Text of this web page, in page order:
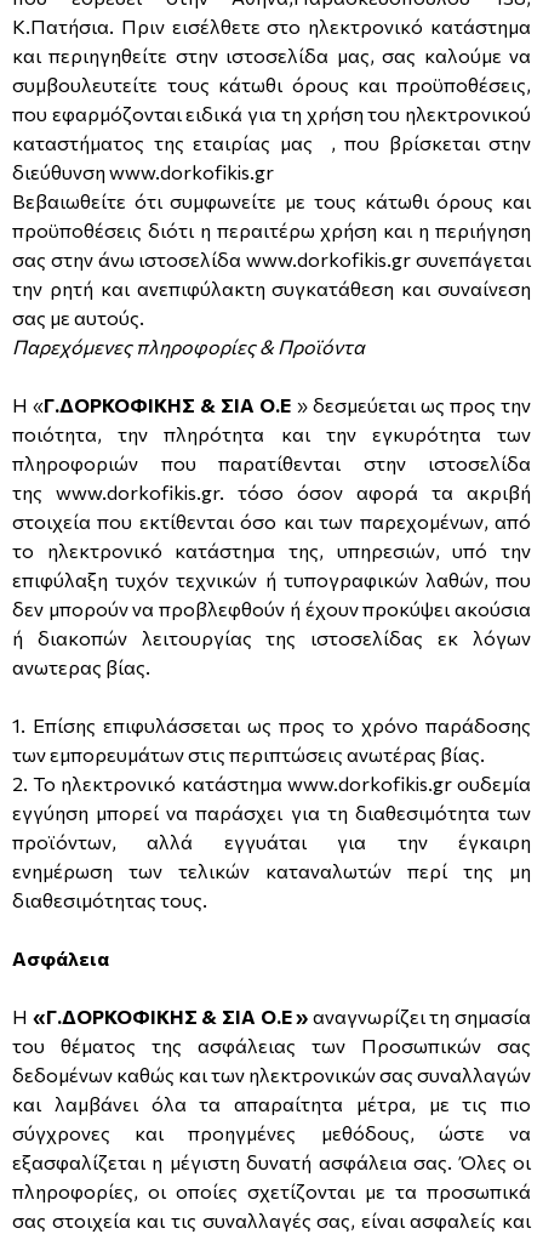
Κ.Πατήσια. Πριν εισέλθετε στο ηλεκτρονικό κατάστημα
και περιηγηθείτε στην ιστοσελίδα μας, σας καλούμε να
συμβουλευτείτε τους κάτωθι όρους και προϋποθέσεις,
που εφαρμόζονται ειδικά για τη χρήση του ηλεκτρονικού
καταστήματος της εταιρίας μας
, που βρίσκεται στην
διεύθυνση www.dorkofikis.gr
Βεβαιωθείτε ότι συμφωνείτε με τους κάτωθι όρους και
προϋποθέσεις διότι η περαιτέρω χρήση και η περιήγηση
σας στην άνω ιστοσελίδαwww.dorkofikis.gr συνεπάγεται
την ρητή και ανεπιφύλακτη συγκατάθεση και συναίνεση
σας με αυτούς.
Παρεχόμενες πληροφορίες & Προϊόντα
H «Γ.ΔΟΡΚΟΦΙΚΗΣ & ΣΙΑ Ο.Ε » δεσμεύεται ως προς την
ποιότητα, την πληρότητα και την εγκυρότητα των
πληροφοριών που παρατίθενται στην ιστοσελίδα
της www.dorkofikis.gr. τόσο όσον αφορά τα ακριβή
στοιχεία που εκτίθενται όσο και των παρεχομένων, από
το ηλεκτρονικό κατάστημα της, υπηρεσιών, υπό την
επιφύλαξη τυχόν τεχνικών ή τυπογραφικών λαθών, που
δεν μπορούν να προβλεφθούν ή έχουν προκύψει ακούσια
ή διακοπών λειτουργίας της ιστοσελίδας εκ λόγων
ανωτερας βίας.
Επίσης επιφυλάσσεται ως προς το χρόνο παράδοσης
των εμπορευμάτων στις περιπτώσεις ανωτέρας βίας.
Το ηλεκτρονικό κατάστημα www.dorkofikis.grουδεμία
εγγύηση μπορεί να παράσχει για τη διαθεσιμότητα των
προϊόντων, αλλά εγγυάται για την έγκαιρη
ενημέρωση των τελικών καταναλωτών περί της μη
διαθεσιμότητας τους.
Ασφάλεια
Η «Γ.ΔΟΡΚΟΦΙΚΗΣ & ΣΙΑ Ο.Ε » αναγνωρίζει τη σημασία
του θέματος της ασφάλειας των Προσωπικών σας
δεδομένων καθώς και των ηλεκτρονικών σας συναλλαγών
και λαμβάνει όλα τα απαραίτητα μέτρα, με τις πιο
σύγχρονες και προηγμένες μεθόδους, ώστε να
εξασφαλίζεται η μέγιστη δυνατή ασφάλεια σας. Όλες οι
πληροφορίες, οι οποίες σχετίζονται με τα προσωπικά
σας στοιχεία και τις συναλλαγές σας, είναι ασφαλείς και
Μοντέρνες
Μονόχρωμες
Βαφόμενες Ταπετσαρίες
Μπορντούρες
Απομίμηση Δέρματος
Απομίμηση Μέταλλο
Απομίμηση Πλακάκια
Απομίμηση Μωσαικό-Ψηφίδα
Απομίμηση Animal Print
Απομίμηση Τεχνοτροπία
Φλοράλ Ρολοκουρτίνες
Ψηφιακή Εκτύπωση σε Ρολοκουρτίνα